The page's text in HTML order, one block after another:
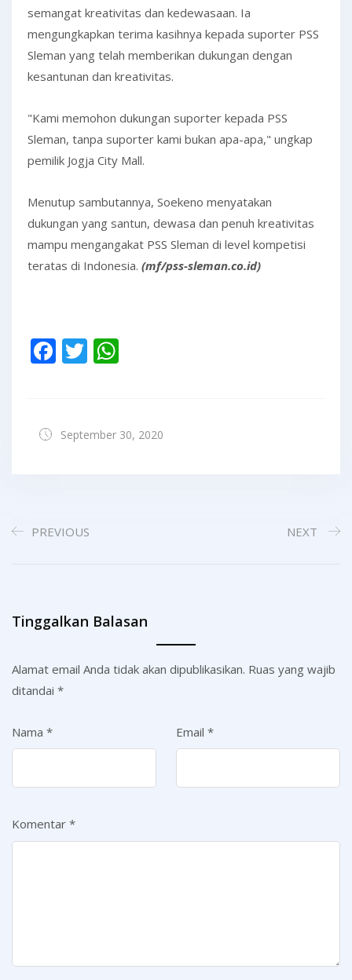
semangat kreativitas dan kedewasaan. Ia
mengungkapkan terima kasihnya kepada suporter PSS
Sleman yang telah memberikan dukungan dengan
kesantunan dan kreativitas.
"Kami memohon dukungan suporter kepada PSS
Sleman, tanpa suporter kami bukan apa-apa," ungkap
pemilik Jogja City Mall.
Menutup sambutannya, Soekeno menyatakan
dukungan yang santun, dewasa dan penuh kreativitas
mampu mengangakat PSS Sleman di level kompetisi
teratas di Indonesia. (mf/pss-sleman.co.id)
Facebook
Twitter
September 30, 2020
PREVIOUS NEXT
Tinggalkan Balasan
Alamat email Anda tidak akan dipublikasikan. Ruas yang wajib
ditandai *
Nama * Email *
Komentar *